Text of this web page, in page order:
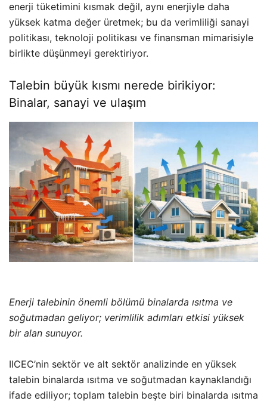
enerji tüketimini kısmak değil, aynı enerjiyle daha
yüksek katma değer üretmek; bu da verimliliği sanayi
politikası, teknoloji politikası ve finansman mimarisiyle
birlikte düşünmeyi gerektiriyor.
Talebin büyük kısmı nerede birikiyor:
Binalar, sanayi ve ulaşım
Enerji talebinin önemli bölümü binalarda ısıtma ve
soğutmadan geliyor; verimlilik adımları etkisi yüksek
bir alan sunuyor.
IICEC’nin sektör ve alt sektör analizinde en yüksek
talebin binalarda ısıtma ve soğutmadan kaynaklandığı
ifade ediliyor; toplam talebin beşte biri binalarda ısıtma